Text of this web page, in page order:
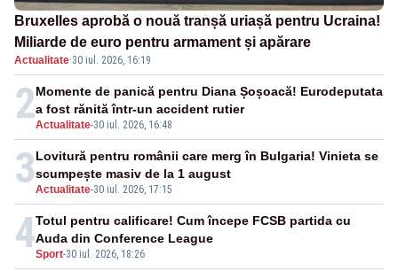
Bruxelles aprobă o nouă tranșă uriașă pentru Ucraina!
Miliarde de euro pentru armament și apărare
Actualitate·30 iul. 2026, 16:19
2Actualitate-30 iul. 2026, 16:48
Momente de panică pentru Diana Șoșoacă! Eurodeputata
a fost rănită într-un accident rutier
3Actualitate-30 iul. 2026, 17:15
Lovitură pentru românii care merg în Bulgaria! Vinieta se
scumpește masiv de la 1 august
4Sport-30 iul. 2026, 18:26
Totul pentru calificare! Cum începe FCSB partida cu
Auda din Conference League